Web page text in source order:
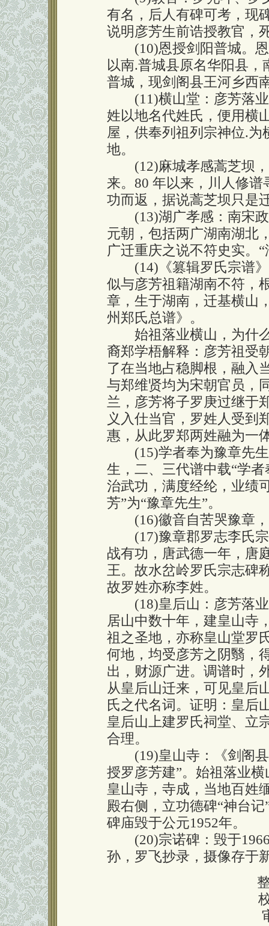
有名，后人有碑可考，现
说明彦芳生前诰授教官，
(10)恩授剑阳普城。恩
以南.普城县原名华阳县
普城，现剑阁县王河乡西
(11)横山堂：彦芳落业
姓以地名代姓氏，便用横
屋，供奉列祖列宗神位.
地。
(12)麻城孝感蒿芝坝，
来。80 年以来，川人修
功而返，据说蒿芝坝只是
(13)湖广孝感：南宋政
元朝，包括两广湖南湖北
广迁重庆之说不符史实。
(14)《篡辑罗氏宗谱》
似与彦芳祖籍湖南不符，
章，生于湖南，迁基横山
州郑氏总谱》。
始祖落业横山，为什么
裔郑学梧解释：彦芳祖受
了在当地占稳脚根，融入
与郑维贤均为宋朝官员，
兰，彦芳将子罗庚过继于
义入仕当官，罗姓人受到
惠，从此罗郑两姓融为一
(15)学者奉为豫章先生
生，二、三代谱中载“学
治武功，满度经纶，业绩
芳”为“豫章先生”。
(16)徽音自苦哭豫章，
(17)豫章郡罗志李氏宗
战有功，唐武德一年，唐
王。故水岔岭罗氏宗志碑
故罗姓亦称李姓。
(18)皇后山：彦芳落业
居山中数十年，建皇山寺
祖之圣地，亦称皇山堂罗
何地，均受彦芳之阴翳，
出，财源广进。调谱时，
从皇后山迁来，可见皇后
氏之代名词。证明：皇后
皇后山上建罗氏祠堂、立
合理。
(19)皇山寺：《剑阁县
授罗彦芳建”。始祖落业
皇山寺，寺成，当地百姓
殿右侧，立功德碑“神台
碑庙毁于公元1952年。
(20)宗诺碑：毁于1966
孙，罗飞抄录，摄像存于